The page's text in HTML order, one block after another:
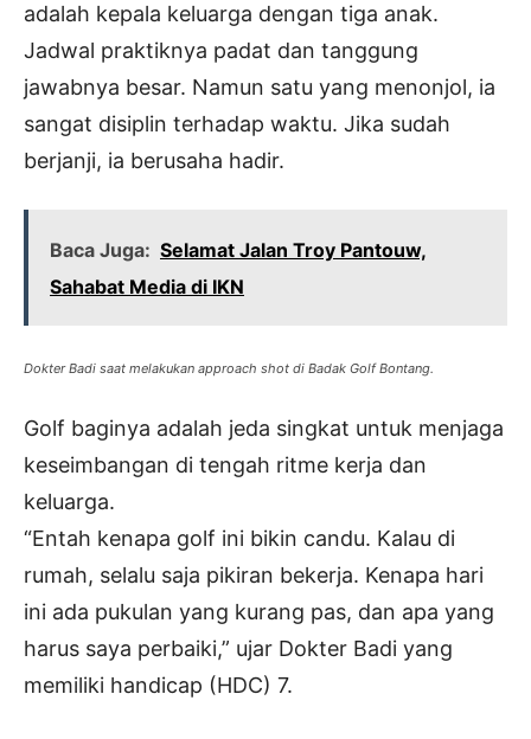
adalah kepala keluarga dengan tiga anak.
Jadwal praktiknya padat dan tanggung
jawabnya besar. Namun satu yang menonjol, ia
sangat disiplin terhadap waktu. Jika sudah
berjanji, ia berusaha hadir.
Baca Juga: Selamat Jalan Troy Pantouw,
Sahabat Media di IKN
Dokter Badi saat melakukan approach shot di Badak Golf Bontang.
Golf baginya adalah jeda singkat untuk menjaga
keseimbangan di tengah ritme kerja dan
keluarga.
“Entah kenapa golf ini bikin candu. Kalau di
rumah, selalu saja pikiran bekerja. Kenapa hari
ini ada pukulan yang kurang pas, dan apa yang
harus saya perbaiki,” ujar Dokter Badi yang
memiliki handicap (HDC) 7.